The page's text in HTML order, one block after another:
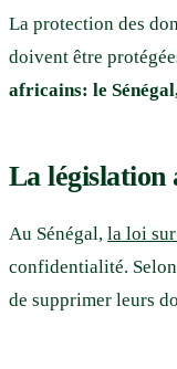
La protection des
doivent être
africains: le
La législation
Au Sénégal, la loi sur
confidentialité.
de supprimer leurs